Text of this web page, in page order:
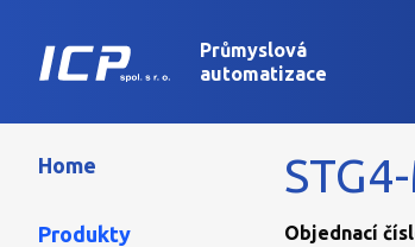
Průmyslová
automatizace
Home
Produkty Objednací